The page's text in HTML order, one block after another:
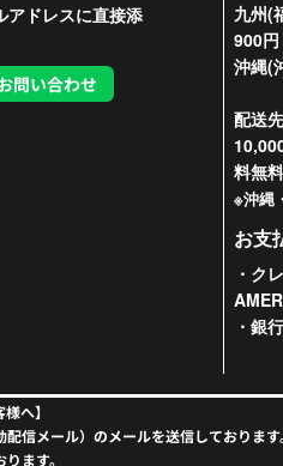
アドレスに直接添
問い合わせ
九州(
900円
沖縄(
配送
料無料
※沖縄
お支
・ク
・銀
へ】
信メール）のメールを送信しております
ます。